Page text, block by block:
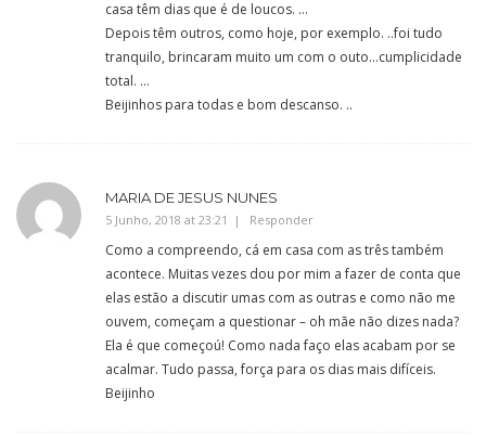
casa têm dias que é de loucos. …
Depois têm outros, como hoje, por exemplo. ..foi tudo
tranquilo, brincaram muito um com o outo…cumplicidade
total. …
Beijinhos para todas e bom descanso. ..
MARIA DE JESUS NUNES
5 Junho, 2018 at 23:21 Responder
Como a compreendo, cá em casa com as três também
acontece. Muitas vezes dou por mim a fazer de conta que
elas estão a discutir umas com as outras e como não me
ouvem, começam a questionar – oh mãe não dizes nada?
Ela é que começoú! Como nada faço elas acabam por se
acalmar. Tudo passa, força para os dias mais difíceis.
Beijinho